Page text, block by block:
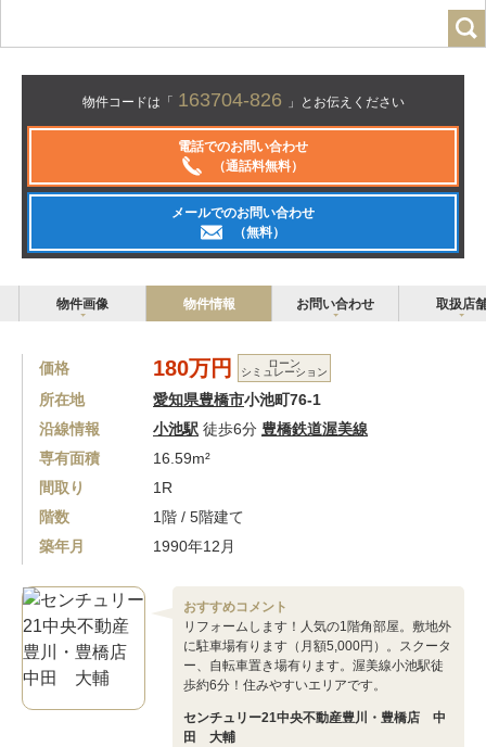
物件コードは「 163704-826 」とお伝えください
電話でのお問い合わせ
（通話料無料）
メールでのお問い合わせ
（無料）
物件画像 物件情報 お問い合わせ 取扱店
価格 180万円 ローン
シミュレーション
所在地 愛知県豊橋市小池町76-1
沿線情報
小池駅 徒歩6分 豊橋鉄道渥美線
専有面積
16.59m²
間取り
1R
階数
1階 / 5階建て
築年月
1990年12月
おすすめコメント
リフォームします！人気の1階角部屋。敷地外
に駐車場有ります（月額5,000円）。スクータ
ー、自転車置き場有ります。渥美線小池駅徒
歩約6分！住みやすいエリアです。
センチュリー21中央不動産豊川・豊橋店 中
田 大輔